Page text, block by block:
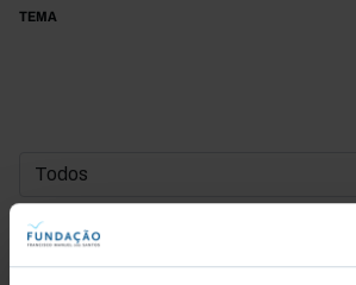
TEMA
DATA DE INÍCIO